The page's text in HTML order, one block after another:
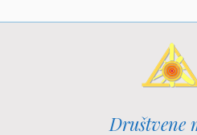
Društvene